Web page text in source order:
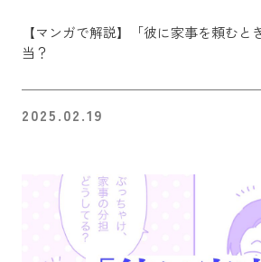
【マンガで解説】「彼に家事を頼むと
当？
2025.02.19